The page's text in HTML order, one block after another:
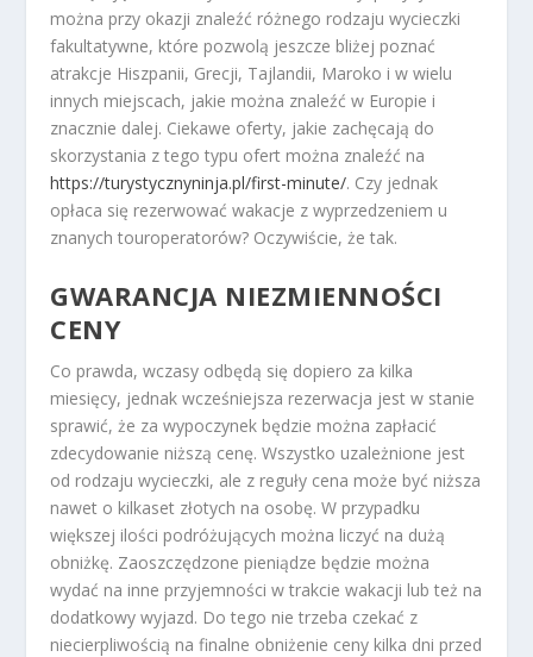
można przy okazji znaleźć różnego rodzaju wycieczki
fakultatywne, które pozwolą jeszcze bliżej poznać
atrakcje Hiszpanii, Grecji, Tajlandii, Maroko i w wielu
innych miejscach, jakie można znaleźć w Europie i
znacznie dalej. Ciekawe oferty, jakie zachęcają do
skorzystania z tego typu ofert można znaleźć na
https://turystycznyninja.pl/first-minute/. Czy jednak
opłaca się rezerwować wakacje z wyprzedzeniem u
znanych touroperatorów? Oczywiście, że tak.
GWARANCJA NIEZMIENNOŚCI
CENY
Co prawda, wczasy odbędą się dopiero za kilka
miesięcy, jednak wcześniejsza rezerwacja jest w stanie
sprawić, że za wypoczynek będzie można zapłacić
zdecydowanie niższą cenę. Wszystko uzależnione jest
od rodzaju wycieczki, ale z reguły cena może być niższa
nawet o kilkaset złotych na osobę. W przypadku
większej ilości podróżujących można liczyć na dużą
obniżkę. Zaoszczędzone pieniądze będzie można
wydać na inne przyjemności w trakcie wakacji lub też na
dodatkowy wyjazd. Do tego nie trzeba czekać z
niecierpliwością na finalne obniżenie ceny kilka dni przed